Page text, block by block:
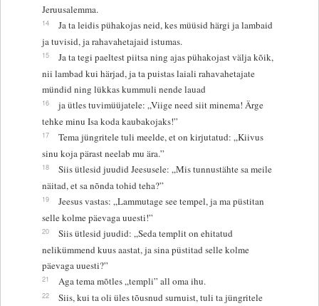
Jeruusalemma.
14
Ja ta leidis pühakojas neid, kes müüsid härgi ja lambaid
ja tuvisid, ja rahavahetajaid istumas.
15
Ja ta tegi paeltest piitsa ning ajas pühakojast välja kõik,
nii lambad kui härjad, ja ta puistas laiali rahavahetajate
mündid ning lükkas kummuli nende lauad
16
ja ütles tuvimüüjatele: „Viige need siit minema! Ärge
tehke minu Isa koda kaubakojaks!”
17
Tema jüngritele tuli meelde, et on kirjutatud: „Kiivus
sinu koja pärast neelab mu ära.”
18
Siis ütlesid juudid Jeesusele: „Mis tunnustähte sa meile
näitad, et sa nõnda tohid teha?”
19
Jeesus vastas: „Lammutage see tempel, ja ma püstitan
selle kolme päevaga uuesti!”
20
Siis ütlesid juudid: „Seda templit on ehitatud
nelikümmend kuus aastat, ja sina püstitad selle kolme
päevaga uuesti?”
21 Aga tema mõtles „templi” all oma ihu.
22
Siis, kui ta oli üles tõusnud surnuist, tuli ta jüngritele